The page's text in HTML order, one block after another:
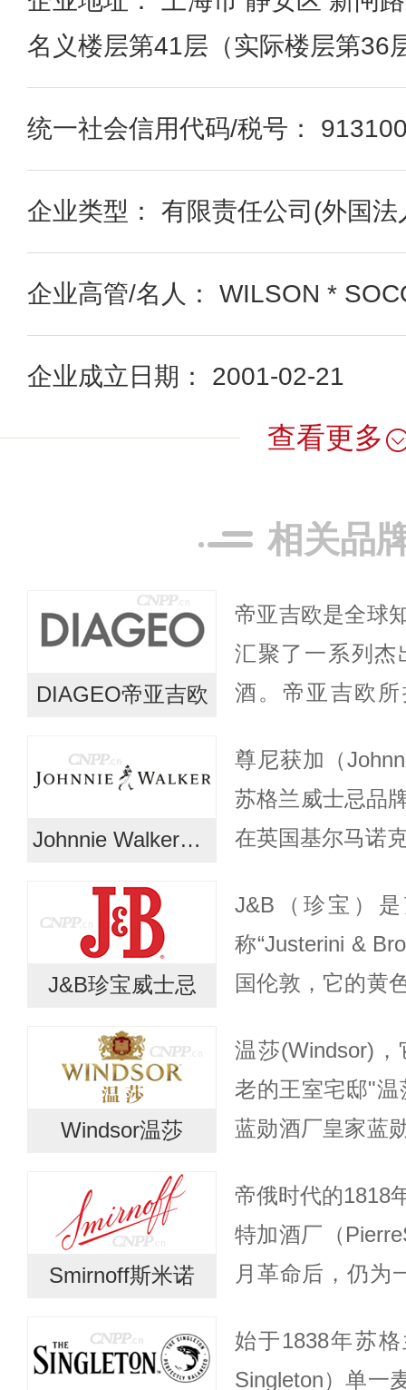
名义楼层第41层（实际楼层第36
统一社会信用代码/税号：
企业类型： 有限责任公司(外国法
企业高管/名人： WILSON *
企业成立日期： 2001-02-21
查看更多
相关品
DIAGEO帝亚吉欧
帝亚吉欧是全球
汇聚了一系列杰
酒。帝亚吉欧
本地，又辐射全
国家及地区...
Johnnie Walker尊尼获加
尊尼获加（
苏格兰威士忌品
在英国基尔马诺
的优良技术和专
J&B珍宝威士忌
J&B（珍宝）
称“Justerini &
国伦敦，它的黄
别为乔治三世、
Windsor温莎
温莎(Windsor)
老的王室宅邸"
蓝勋酒厂皇家蓝
的南岸，距离女
Smirnoff斯米诺
帝俄时代的1818
特加酒厂（
月革命后，仍为
170多个国家...
始于1838年苏
Singleton）单一